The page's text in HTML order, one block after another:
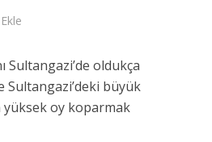
Sultangazi’de oldukça
büyük
oy koparmak